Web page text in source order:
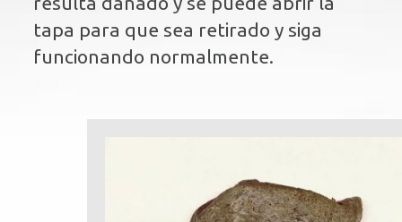
tapa para que sea retirado y siga
funcionando normalmente.